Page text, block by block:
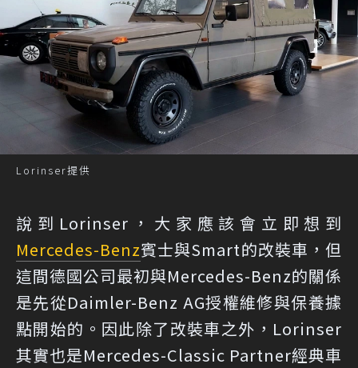
Lorinser提供
說到Lorinser，大家應該會立即想到
Mercedes-Benz賓士與Smart的改裝車，但
這間德國公司最初與Mercedes-Benz的關係
是先從Daimler-Benz AG授權維修與保養據
點開始的。因此除了改裝車之外，Lorinser
其實也是Mercedes-Classic Partner經典車